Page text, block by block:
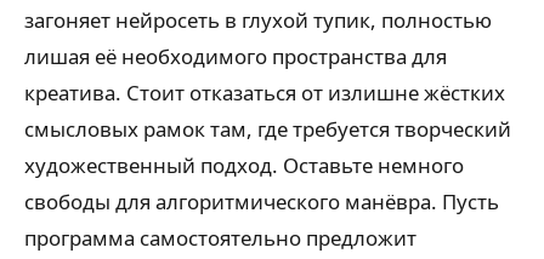
загоняет нейросеть в глухой тупик, полностью
лишая её необходимого пространства для
креатива. Стоит отказаться от излишне жёстких
смысловых рамок там, где требуется творческий
художественный подход. Оставьте немного
свободы для алгоритмического манёвра. Пусть
программа самостоятельно предложит